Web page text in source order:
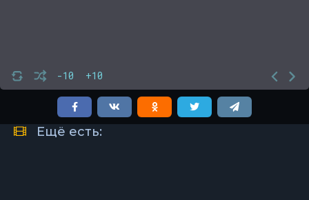
-10 +10
Ещё есть: